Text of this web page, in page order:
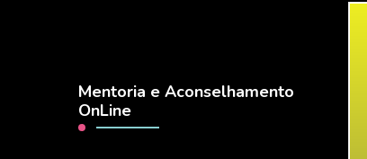
Mentoria e Aconselhamento
OnLine